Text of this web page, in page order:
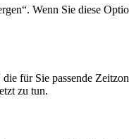
Wenn Sie diese
für Sie passende
zu tun.